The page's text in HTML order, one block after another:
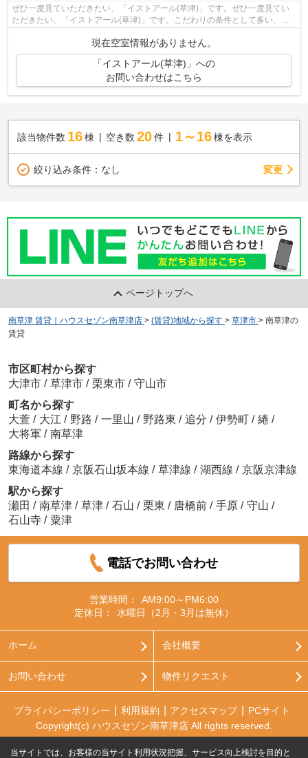
ぜひ一度見ていただきたい、「イストアール(草津)」です。ぜひ一度見てい
ただきたい、「イストアール(草津)」です。こだわりの条件として多い、駅
現在空室情報がありません。
「イストアール(草津)」への
お問い合わせはこちら
該当物件数 16棟 空き数 20 件 1～16 棟を表示
絞り込み条件： なし 変更
ページトップへ
南草津 賃貸｜ハウスセゾン南草津店 > (賃貸)地域から探す > 草津市 > 南草津の
賃貸
市区町村から探す
大津市 / 草津市 / 栗東市 / 守山市
町名から探す
大萱 / 大江 / 野路 / 一里山 / 野路東 / 追分 / 伊勢町 / 綣 /
大将軍 / 南草津
路線から探す
東海道本線 / 京阪石山坂本線 / 草津線 / 湖西線 / 京阪京津線
駅から探す
瀬田 / 南草津 / 草津 / 石山 / 栗東 / 唐橋前 / 手原 / 守山 /
石山寺 / 粟津
電話でお問い合わせ
営業時間：
AM9:00～PM6:00
定休日：
水曜日（2月・3月は無休）
ホーム 会社概要
お問い合わせ 物件リクエスト
プライバシーポリシー 利用規約 アクセスマップ
PCサイト
Copyright(c) ハウスセゾン南草津店 All rights reserved.
当サイトでは、お客様の当サイト利用状況把握、サービス向上検討を目的と